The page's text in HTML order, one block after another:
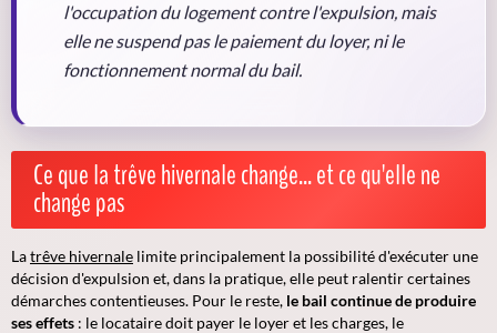
l'occupation du logement contre l'expulsion, mais
elle ne suspend pas le paiement du loyer, ni le
fonctionnement normal du bail.
Ce que la trêve hivernale change... et ce qu'elle ne
change pas
Latrêve hivernale limite principalement la possibilité d'exécuter une
décision d'expulsion et, dans la pratique, elle peut ralentir certaines
démarches contentieuses. Pour le reste, le bail continue de produire
ses effets : le locataire doit payer le loyer et les charges, le